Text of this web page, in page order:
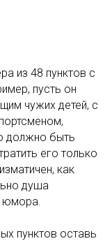
из 48 пунктов с
пусть он
чужих детей, с
должно быть
его только
как
душа
юмора.
пунктов оставь